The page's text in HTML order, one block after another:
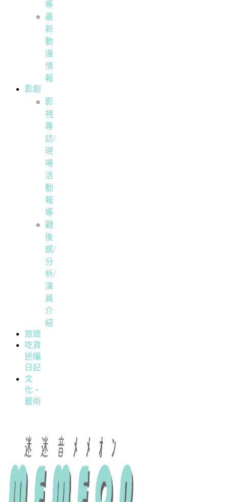
導
最
新
動
漫
情
報
影劇
影
視
專
訪/
現
場
活
動
報
導
觀
後
感/
分
析/
演
員
介
紹
旅遊
吃貨
迷編
日記
文
化・
藝術